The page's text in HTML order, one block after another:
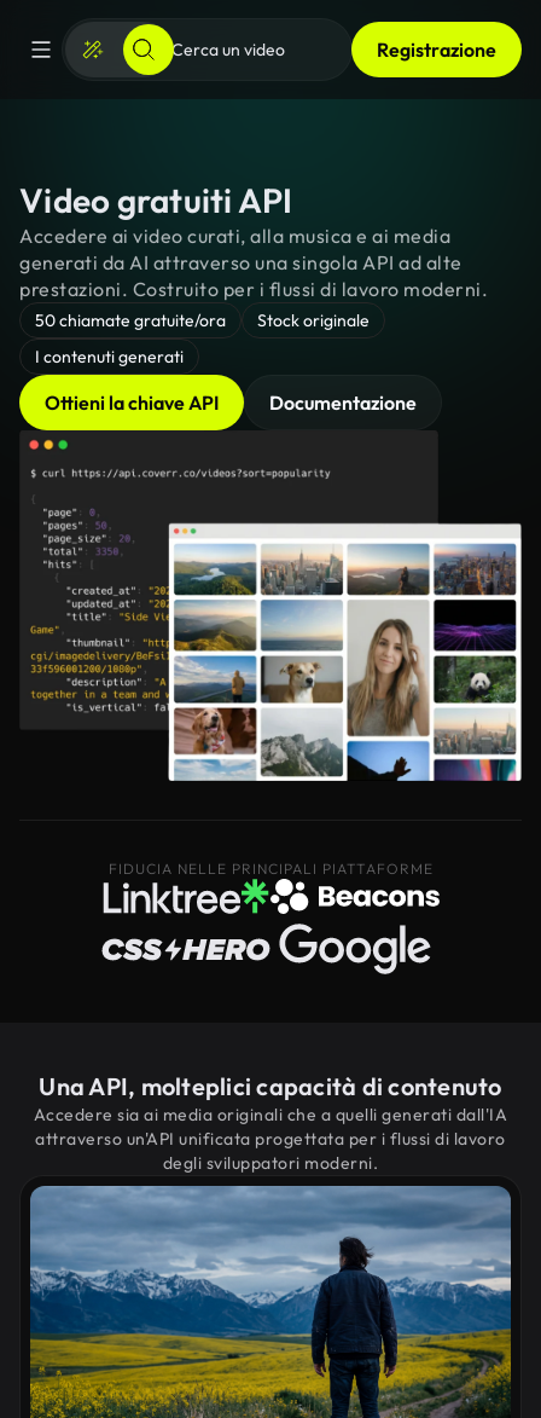
Registrazione
Video gratuiti API
Accedere ai video curati, alla musica e ai media
generati da AI attraverso una singola API ad alte
prestazioni. Costruito per i flussi di lavoro moderni.
50 chiamate gratuite/ora
Stock originale
I contenuti generati
Ottieni la chiave API Documentazione
FIDUCIA NELLE PRINCIPALI PIATTAFORME
Una API, molteplici capacità di contenuto
Accedere sia ai media originali che a quelli generati dall'IA
attraverso un'API unificata progettata per i flussi di lavoro
degli sviluppatori moderni.